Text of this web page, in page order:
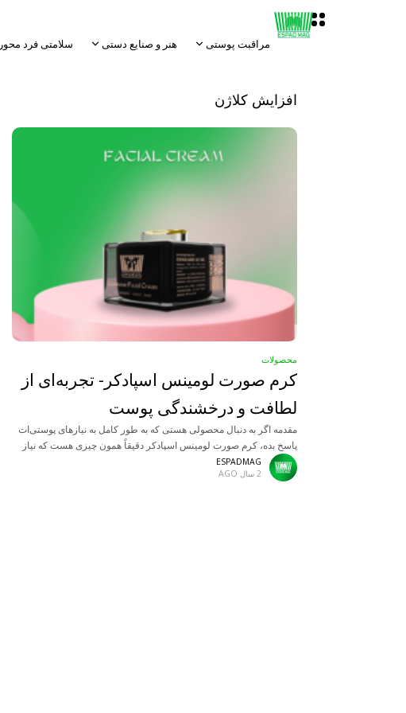
مراقبت پوستی هنر و صنایع دستی سلامتی فرد محور
افزایش کلاژن
محصولات
کرم صورت لومینس اسپادکر- تجربه‌ای از
لطافت و درخشندگی پوست
مقدمه اگر به دنبال محصولی هستی که به طور کامل به نیازهای پوستی‌ات
پاسخ بده، کرم صورت لومینس اسپادکر دقیقاً همون چیزی هست که نیاز
داری! این کرم با ترکیبی
ESPADMAG
2 سال AGO